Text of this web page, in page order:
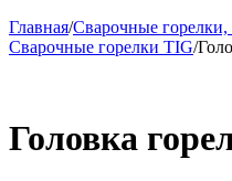
Главная/Сварочные
Сварочные горелки TIG/
Головка